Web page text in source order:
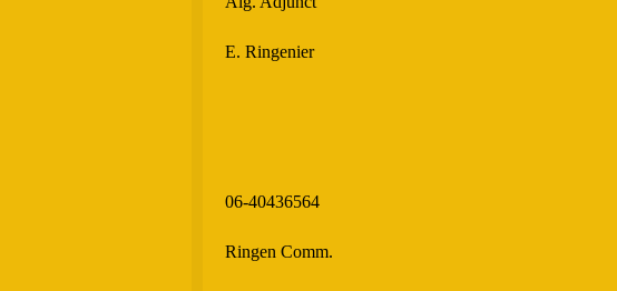
E. Ringenier
06-40436564
Ringen Comm.